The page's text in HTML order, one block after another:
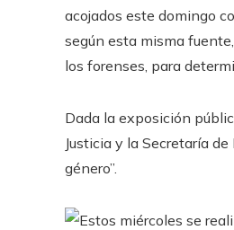
acojados este domingo
según esta misma
los forenses, para
Dada la exposición
Justicia y la Secretaría
género”.